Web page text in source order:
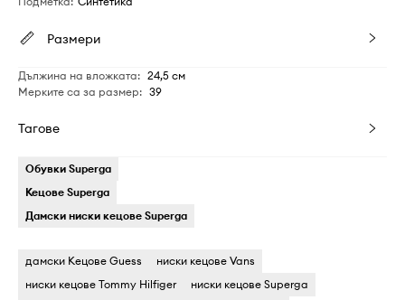
Размери
Дължина на вложката: 24,5 см
Мерките са за размер: 39
Тагове
Обувки Superga
Кецове Superga
Дамски ниски кецове Superga
дамски Кецове Guess
ниски кецове Vans
ниски кецове Tommy Hilfiger
ниски кецове Superga